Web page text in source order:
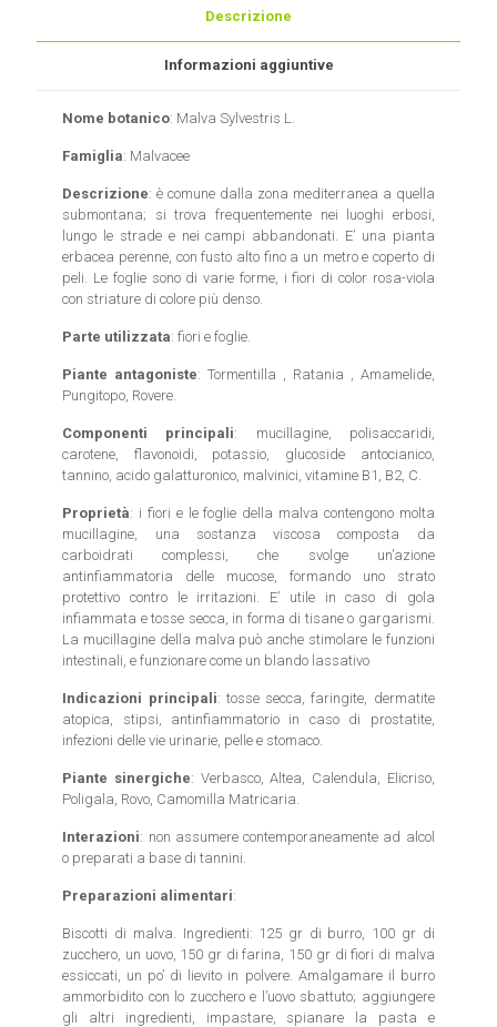
Descrizione
Informazioni aggiuntive
Nome botanico: Malva Sylvestris L.
Famiglia: Malvacee
Descrizione: è comune dalla zona mediterranea a quella
submontana; si trova frequentemente nei luoghi erbosi,
lungo le strade e nei campi abbandonati. E’ una pianta
erbacea perenne, con fusto alto fino a un metro e coperto di
peli. Le foglie sono di varie forme, i fiori di color rosa-viola
con striature di colore più denso.
Parte utilizzata: fiori e foglie.
Piante antagoniste: Tormentilla , Ratania , Amamelide,
Pungitopo, Rovere.
Componenti principali: mucillagine, polisaccaridi,
carotene, flavonoidi, potassio, glucoside antocianico,
tannino, acido galatturonico, malvinici, vitamine B1, B2, C.
Proprietà: i fiori e le foglie della malva contengono molta
mucillagine, una sostanza viscosa composta da
carboidrati complessi, che svolge un’azione
antinfiammatoria delle mucose, formando uno strato
protettivo contro le irritazioni. E’ utile in caso di gola
infiammata e tosse secca, in forma di tisane o gargarismi.
La mucillagine della malva può anche stimolare le funzioni
intestinali, e funzionare come un blando lassativo
Indicazioni principali: tosse secca, faringite, dermatite
atopica, stipsi, antinfiammatorio in caso di prostatite,
infezioni delle vie urinarie, pelle e stomaco.
Piante sinergiche: Verbasco, Altea, Calendula, Elicriso,
Poligala, Rovo, Camomilla Matricaria.
Interazioni: non assumere contemporaneamente ad alcol
o preparati a base di tannini.
Preparazioni alimentari:
Biscotti di malva. Ingredienti: 125 gr di burro, 100 gr di
zucchero, un uovo, 150 gr di farina, 150 gr di fiori di malva
essiccati, un po’ di lievito in polvere. Amalgamare il burro
ammorbidito con lo zucchero e l’uovo sbattuto; aggiungere
gli altri ingredienti, impastare, spianare la pasta e